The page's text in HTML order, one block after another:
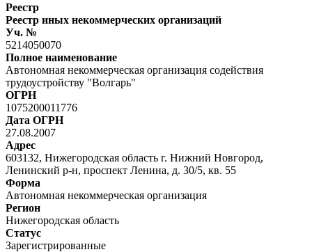
Реестр
Реестр иных некоммерческих организаций
Уч. №
5214050070
Полное наименование
Автономная некоммерческая организация содействия
трудоустройству "Волгарь"
ОГРН
1075200011776
Дата ОГРН
27.08.2007
Адрес
603132, Нижегородская область г. Нижний Новгород,
Ленинский р-н, проспект Ленина, д. 30/5, кв. 55
Форма
Автономная некоммерческая организация
Регион
Нижегородская область
Статус
Зарегистрированные